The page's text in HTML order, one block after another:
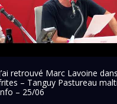
retrouvé Marc Lavoine
– Tanguy Pastureau
– 25/06